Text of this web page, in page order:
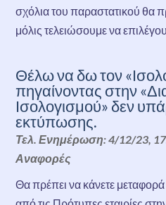
σχόλια του παραστατικού θα
μόλις τελειώσουμε να
Θέλω να δω τον
πηγαίνοντας στην
Ισολογισμού» δεν
εκτύπωσης.
Τελ. Ενημέρωση: 4/12/23,
Αναφορές
Θα πρέπει να κάνετε